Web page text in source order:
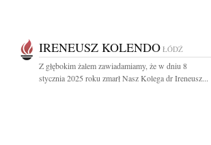
IRENEUSZ KOLENDO ŁÓDŹ
Z głębokim żalem zawiadamiamy, że w dniu 8
stycznia 2025 roku zmarł Nasz Kolega dr Ireneusz...